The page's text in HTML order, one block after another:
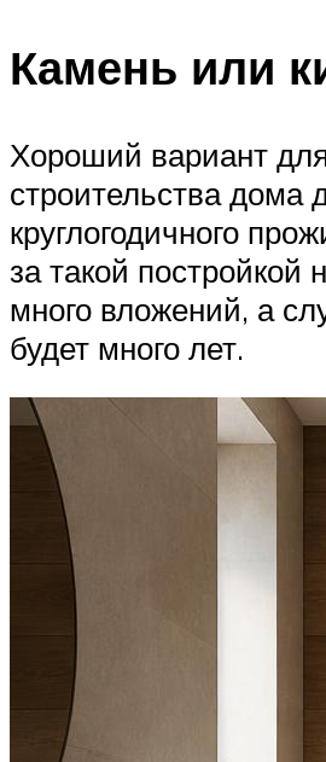
Камень или
Хороший вариант
строительства дома
круглогодичного
за такой постройкой
много вложений, а
будет много лет.